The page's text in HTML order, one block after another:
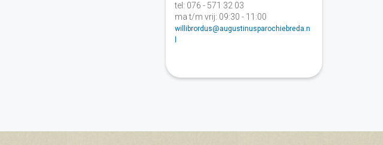
tel: 076 - 571 32 03
ma t/m vrij: 09:30 - 11:00
willibrordus@augustinusparochiebreda.n